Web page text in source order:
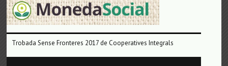
Trobada Sense Fronteres 2017 de Cooperatives Integrals